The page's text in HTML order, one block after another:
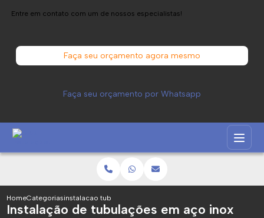
Entre em contato com um de nossos especialistas!
Faça seu orçamento agora mesmo
Faça seu orçamento por Whatsapp
HomeCategoriasinstalacao tubulacoes aco inox
Instalação de tubulações em aço inox